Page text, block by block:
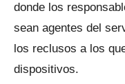
donde los
sean agentes del
los reclusos a los
dispositivos.